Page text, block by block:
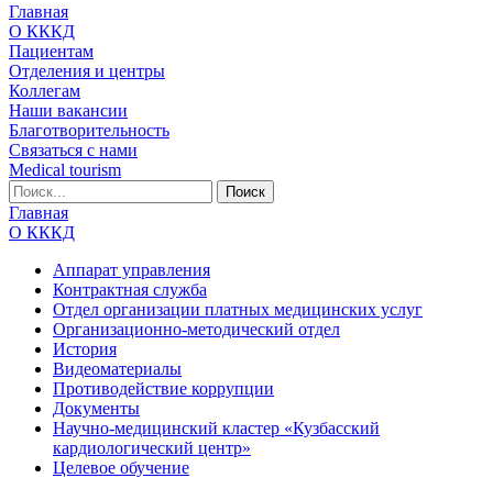
Главная
О КККД
Пациентам
Отделения и центры
Коллегам
Наши вакансии
Благотворительность
Связаться с нами
Medical tourism
Главная
О КККД
Аппарат управления
Контрактная служба
Отдел организации платных медицинских услуг
Организационно-методический отдел
История
Видеоматериалы
Противодействие коррупции
Документы
Научно-медицинский кластер «Кузбасский
кардиологический центр»
Целевое обучение